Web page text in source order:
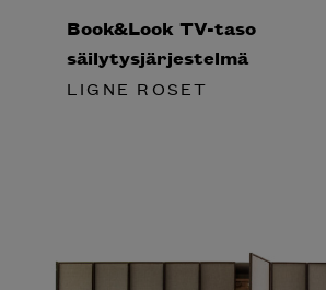
Book&Look TV-taso
säilytysjärjestelmä
LIGNE ROSET